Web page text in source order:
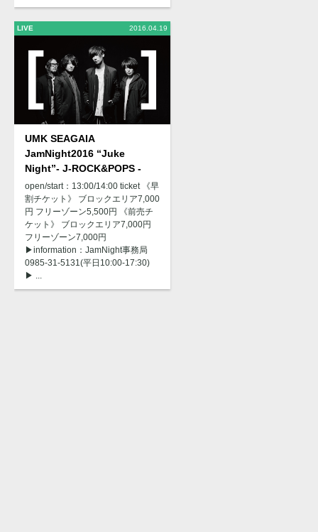
LIVE 2016.04.19
UMK SEAGAIA
JamNight2016 “Juke
Night”- J-ROCK&POPS -
open/start：13:00/14:00 ticket 《早
割チケット》 ブロックエリア7,000
円 フリーゾーン5,500円 《前売チ
ケット》 ブロックエリア7,000円
フリーゾーン7,000円
▶︎information：JamNight事務局
0985-31-5131(平日10:00-17:30)
▶ ...